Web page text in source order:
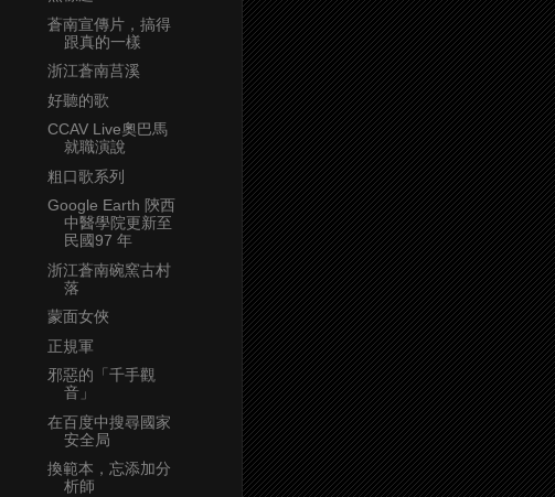
蒼南宣傳片，搞得
跟真的一樣
浙江蒼南莒溪
好聽的歌
CCAV Live奧巴馬
就職演說
粗口歌系列
Google Earth 陝西
中醫學院更新至
民國97 年
浙江蒼南碗窯古村
落
蒙面女俠
正規軍
邪惡的「千手觀
音」
在百度中搜尋國家
安全局
換範本，忘添加分
析師